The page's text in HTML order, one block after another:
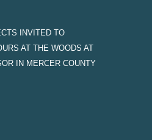
INVITED TO
AT THE WOODS AT
IN MERCER COUNTY